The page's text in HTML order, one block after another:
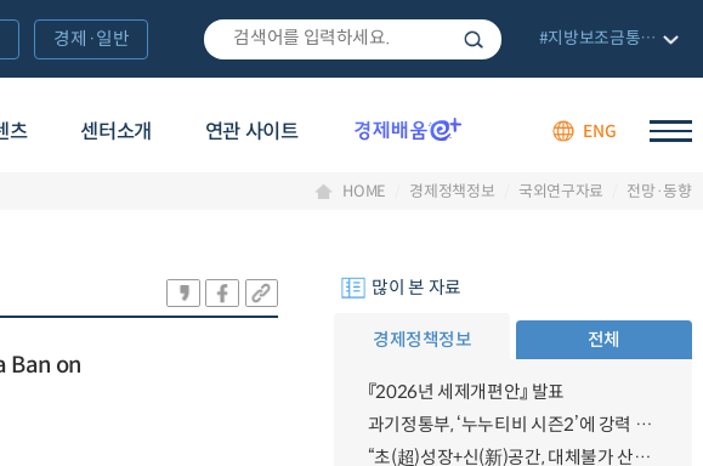
츠 센터소개 연관 사이트 ENG
경제·일반 #지방보조금통합관리망
HOME 경제정책정보 국외연구자료 전망·동향
Ban on
많이 본 자료
경제정책정보 전체
『2026년 세제개편안』 발표
과기정통부, ‘누누티비 시즌2’에 강력 대응 의지 밝혀
“초(超)성장+신(新)공간, 대체불가 산업강국”